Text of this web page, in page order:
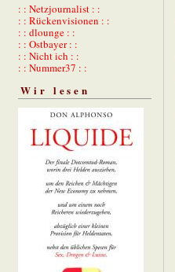
: : Netzjournalist : :
: : Rückenvisionen : :
: : dlounge : :
: : Ostbayer : :
: : Nicht ich : :
: : Nummer37 : :
Wir lesen